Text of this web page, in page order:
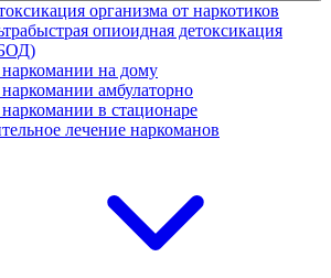
организма от наркотиков
опиоидная детоксикация
на дому
амбулаторно
в стационаре
лечение наркоманов